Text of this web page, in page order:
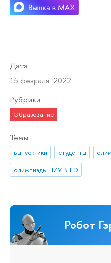
Дата
15 февраля 2022
Рубрики
Образование
Темы
выпускники студенты
олимпиады НИУ ВШЭ
Робот